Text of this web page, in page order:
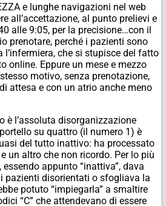
e lunghe navigazioni nel web
all’accettazione, al punto prelievi e
alle 9:05, per la precisione…con il
prenotare, perché i pazienti sono
l’infermiera, che si stupisce del fatto
online. Eppure un mese e mezzo
motivo, senza prenotazione,
attesa e con un atrio anche meno
è l’assoluta disorganizzazione
su quattro (il numero 1) è
del tutto inattivo: ha processato
un altro che non ricordo. Per lo più
appunto “inattiva”, dava
pazienti disorientati o sfogliava la
potuto “impiegarla” a smaltire
“C” che attendevano di essere